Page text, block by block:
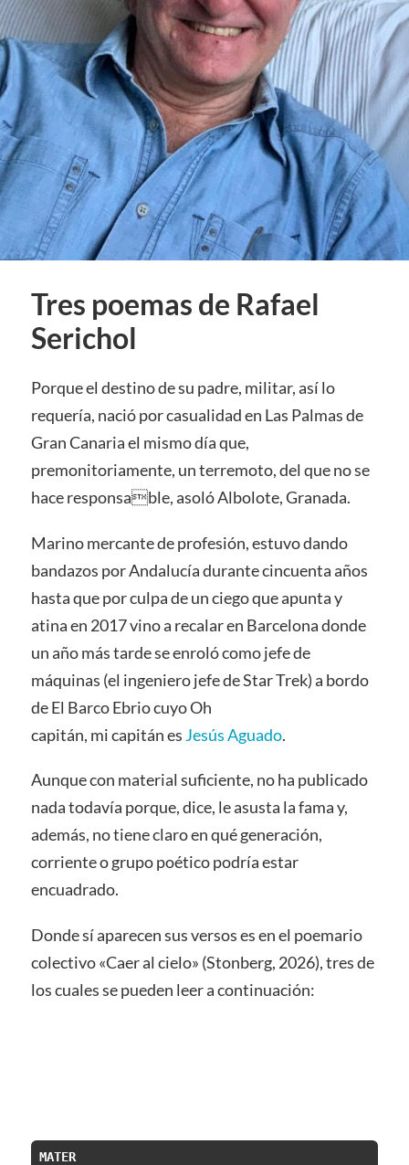
Tres poemas de Rafael
Serichol
Porque el destino de su padre, militar, así lo
requería, nació por casualidad en Las Palmas de
Gran Canaria el mismo día que,
premonitoriamente, un terremoto, del que no se
hace responsable, asoló Albolote, Granada.
Marino mercante de profesión, estuvo dando
bandazos por Andalucía durante cincuenta años
hasta que por culpa de un ciego que apunta y
atina en 2017 vino a recalar en Barcelona donde
un año más tarde se enroló como jefe de
máquinas (el ingeniero jefe de Star Trek) a bordo
de El Barco Ebrio cuyo Oh
capitán, mi capitán es Jesús Aguado.
Aunque con material suficiente, no ha publicado
nada todavía porque, dice, le asusta la fama y,
además, no tiene claro en qué generación,
corriente o grupo poético podría estar
encuadrado.
Donde sí aparecen sus versos es en el poemario
colectivo «Caer al cielo» (Stonberg, 2026), tres de
los cuales se pueden leer a continuación:
MATER